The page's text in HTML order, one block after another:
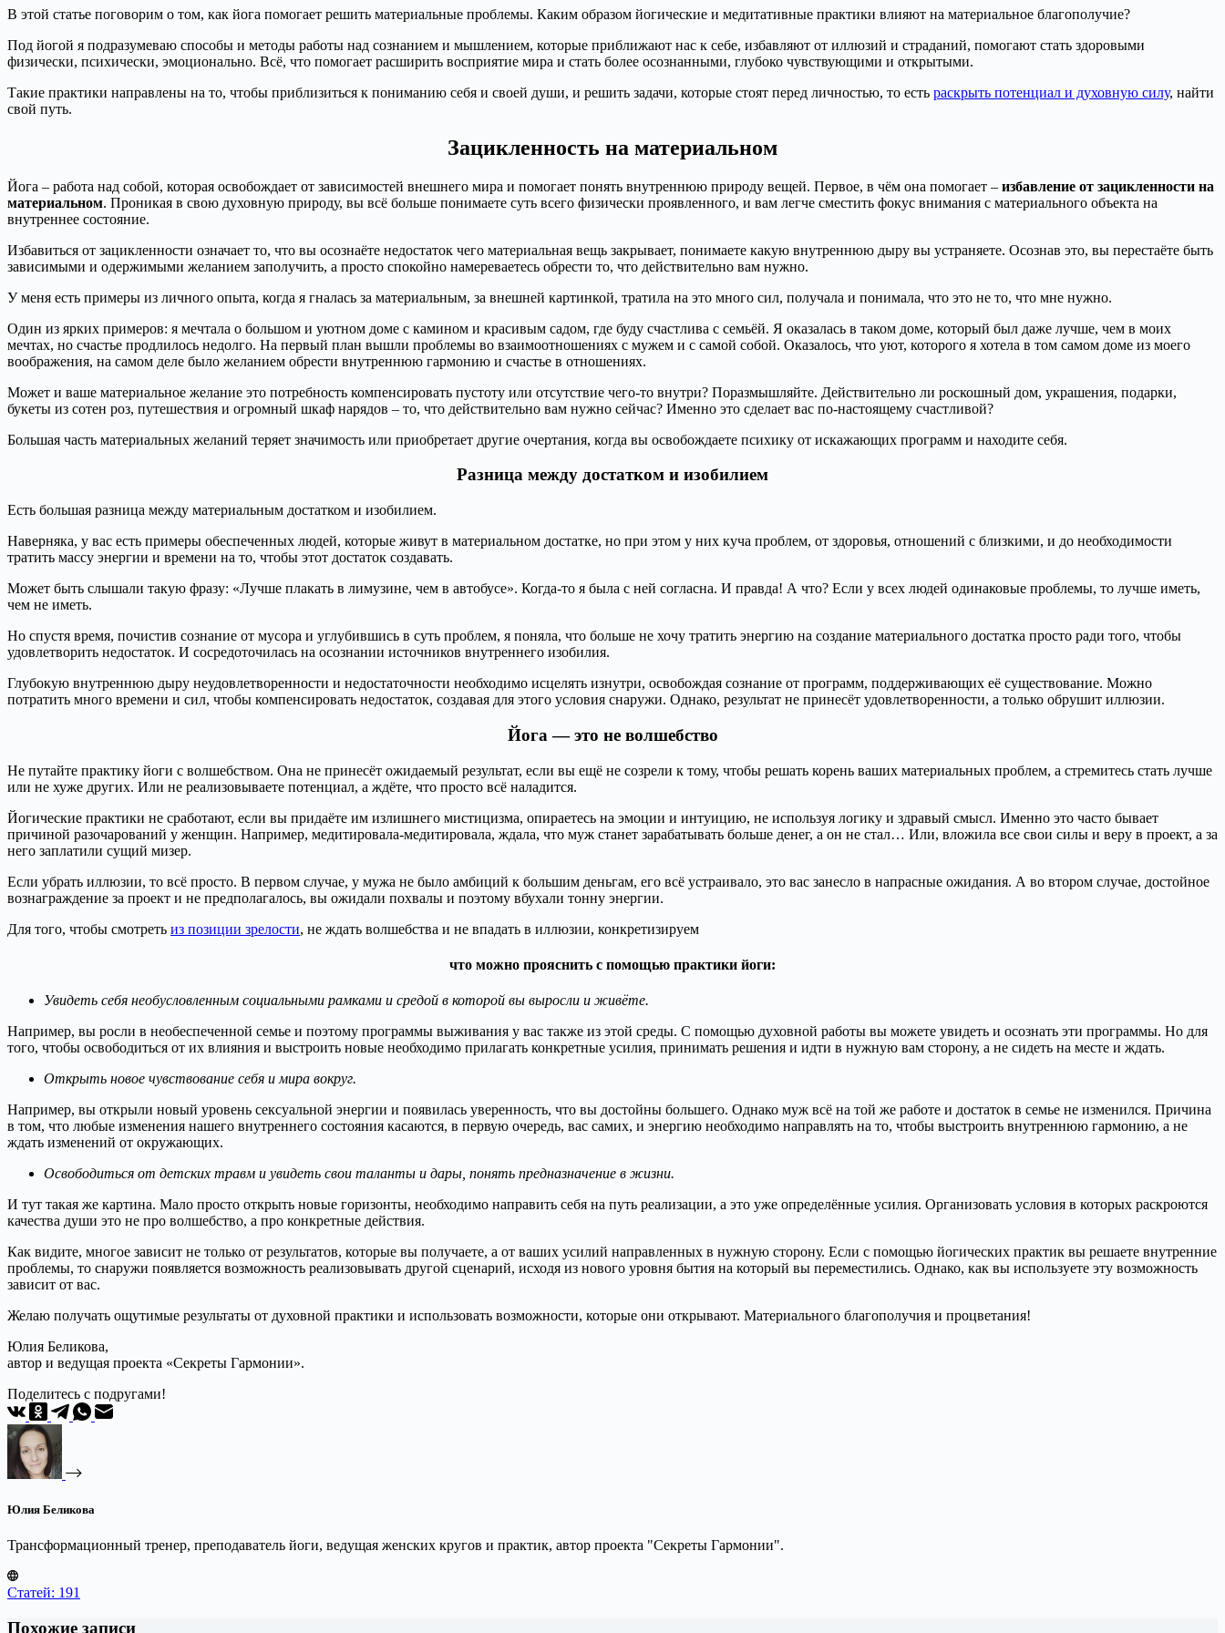
В этой статье поговорим о том, как йога помогает решить материальные проблемы. Каким образом йогические и медитативные практики влияют на материальное благополучие?
Под йогой я подразумеваю способы и методы работы над сознанием и мышлением, которые приближают нас к себе, избавляют от иллюзий и страданий, помогают стать здоровыми
физически, психически, эмоционально. Всё, что помогает расширить восприятие мира и стать более осознанными, глубоко чувствующими и открытыми.
Такие практики направлены на то, чтобы приблизиться к пониманию себя и своей души, и решить задачи, которые стоят перед личностью, то есть раскрыть потенциал и духовную силу, найти
свой путь.
Зацикленность на материальном
Йога – работа над собой, которая освобождает от зависимостей внешнего мира и помогает понять внутреннюю природу вещей. Первое, в чём она помогает – избавление от зацикленности на
материальном. Проникая в свою духовную природу, вы всё больше понимаете суть всего физически проявленного, и вам легче сместить фокус внимания с материального объекта на
внутреннее состояние.
Избавиться от зацикленности означает то, что вы осознаёте недостаток чего материальная вещь закрывает, понимаете какую внутреннюю дыру вы устраняете. Осознав это, вы перестаёте быть
зависимыми и одержимыми желанием заполучить, а просто спокойно намереваетесь обрести то, что действительно вам нужно.
У меня есть примеры из личного опыта, когда я гналась за материальным, за внешней картинкой, тратила на это много сил, получала и понимала, что это не то, что мне нужно.
Один из ярких примеров: я мечтала о большом и уютном доме с камином и красивым садом, где буду счастлива с семьёй. Я оказалась в таком доме, который был даже лучше, чем в моих
мечтах, но счастье продлилось недолго. На первый план вышли проблемы во взаимоотношениях с мужем и с самой собой. Оказалось, что уют, которого я хотела в том самом доме из моего
воображения, на самом деле было желанием обрести внутреннюю гармонию и счастье в отношениях.
Может и ваше материальное желание это потребность компенсировать пустоту или отсутствие чего-то внутри? Поразмышляйте. Действительно ли роскошный дом, украшения, подарки,
букеты из сотен роз, путешествия и огромный шкаф нарядов – то, что действительно вам нужно сейчас? Именно это сделает вас по-настоящему счастливой?
Большая часть материальных желаний теряет значимость или приобретает другие очертания, когда вы освобождаете психику от искажающих программ и находите себя.
Разница между достатком и изобилием
Есть большая разница между материальным достатком и изобилием.
Наверняка, у вас есть примеры обеспеченных людей, которые живут в материальном достатке, но при этом у них куча проблем, от здоровья, отношений с близкими, и до необходимости
тратить массу энергии и времени на то, чтобы этот достаток создавать.
Может быть слышали такую фразу: «Лучше плакать в лимузине, чем в автобусе». Когда-то я была с ней согласна. И правда! А что? Если у всех людей одинаковые проблемы, то лучше иметь,
чем не иметь.
Но спустя время, почистив сознание от мусора и углубившись в суть проблем, я поняла, что больше не хочу тратить энергию на создание материального достатка просто ради того, чтобы
удовлетворить недостаток. И сосредоточилась на осознании источников внутреннего изобилия.
Глубокую внутреннюю дыру неудовлетворенности и недостаточности необходимо исцелять изнутри, освобождая сознание от программ, поддерживающих её существование. Можно
потратить много времени и сил, чтобы компенсировать недостаток, создавая для этого условия снаружи. Однако, результат не принесёт удовлетворенности, а только обрушит иллюзии.
Йога — это не волшебство
Не путайте практику йоги с волшебством. Она не принесёт ожидаемый результат, если вы ещё не созрели к тому, чтобы решать корень ваших материальных проблем, а стремитесь стать лучше
или не хуже других. Или не реализовываете потенциал, а ждёте, что просто всё наладится.
Йогические практики не сработают, если вы придаёте им излишнего мистицизма, опираетесь на эмоции и интуицию, не используя логику и здравый смысл. Именно это часто бывает
причиной разочарований у женщин. Например, медитировала-медитировала, ждала, что муж станет зарабатывать больше денег, а он не стал… Или, вложила все свои силы и веру в проект, а за
него заплатили сущий мизер.
Если убрать иллюзии, то всё просто. В первом случае, у мужа не было амбиций к большим деньгам, его всё устраивало, это вас занесло в напрасные ожидания. А во втором случае, достойное
вознаграждение за проект и не предполагалось, вы ожидали похвалы и поэтому вбухали тонну энергии.
Для того, чтобы смотреть из позиции зрелости, не ждать волшебства и не впадать в иллюзии, конкретизируем
что можно прояснить с помощью практики йоги:
Увидеть себя необусловленным социальными рамками и средой в которой вы выросли и живёте.
Например, вы росли в необеспеченной семье и поэтому программы выживания у вас также из этой среды. С помощью духовной работы вы можете увидеть и осознать эти программы. Но для
того, чтобы освободиться от их влияния и выстроить новые необходимо прилагать конкретные усилия, принимать решения и идти в нужную вам сторону, а не сидеть на месте и ждать.
Открыть новое чувствование себя и мира вокруг.
Например, вы открыли новый уровень сексуальной энергии и появилась уверенность, что вы достойны большего. Однако муж всё на той же работе и достаток в семье не изменился. Причина
в том, что любые изменения нашего внутреннего состояния касаются, в первую очередь, вас самих, и энергию необходимо направлять на то, чтобы выстроить внутреннюю гармонию, а не
ждать изменений от окружающих.
Освободиться от детских травм и увидеть свои таланты и дары, понять предназначение в жизни.
И тут такая же картина. Мало просто открыть новые горизонты, необходимо направить себя на путь реализации, а это уже определённые усилия. Организовать условия в которых раскроются
качества души это не про волшебство, а про конкретные действия.
Как видите, многое зависит не только от результатов, которые вы получаете, а от ваших усилий направленных в нужную сторону. Если с помощью йогических практик вы решаете внутренние
проблемы, то снаружи появляется возможность реализовывать другой сценарий, исходя из нового уровня бытия на который вы переместились. Однако, как вы используете эту возможность
зависит от вас.
Желаю получать ощутимые результаты от духовной практики и использовать возможности, которые они открывают. Материального благополучия и процветания!
Юлия Беликова,
автор и ведущая проекта «Секреты Гармонии».
Поделитесь с подругами!
Юлия Беликова
Трансформационный тренер, преподаватель йоги, ведущая женских кругов и практик, автор проекта "Секреты Гармонии".
Статей: 191
Похожие записи